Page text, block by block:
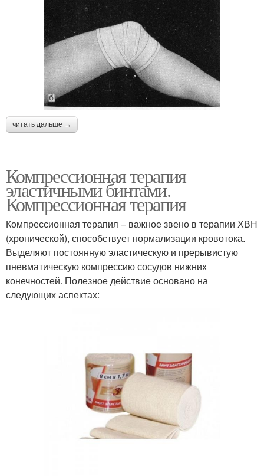
читать дальше →
Компрессионная терапия
эластичными бинтами.
Компрессионная терапия
Компрессионная терапия – важное звено в терапии ХВН
(хронической), способствует нормализации кровотока.
Выделяют постоянную эластическую и прерывистую
пневматическую компрессию сосудов нижних
конечностей. Полезное действие основано на
следующих аспектах: